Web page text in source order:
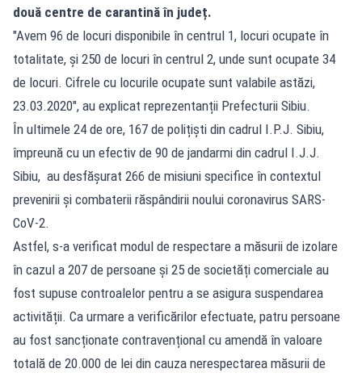
două centre de carantină în județ.
"Avem 96 de locuri disponibile în centrul 1, locuri ocupate în
totalitate, și 250 de locuri în centrul 2, unde sunt ocupate 34
de locuri. Cifrele cu locurile ocupate sunt valabile astăzi,
23.03.2020", au explicat reprezentanții Prefecturii Sibiu.
În ultimele 24 de ore, 167 de polițiști din cadrul I.P.J. Sibiu,
împreună cu un efectiv de 90 de jandarmi din cadrul I.J.J.
Sibiu, au desfășurat 266 de misiuni specifice în contextul
prevenirii și combaterii răspândirii noului coronavirus SARS-
CoV-2.
Astfel, s-a verificat modul de respectare a măsurii de izolare
în cazul a 207 de persoane și 25 de societăți comerciale au
fost supuse controalelor pentru a se asigura suspendarea
activității. Ca urmare a verificărilor efectuate, patru persoane
au fost sancționate contravențional cu amendă în valoare
totală de 20.000 de lei din cauza nerespectarea măsurii de